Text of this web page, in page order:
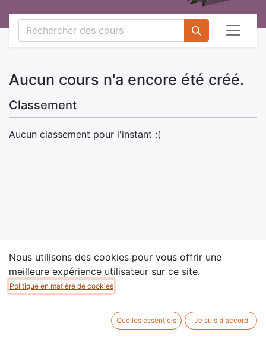
Classement
Aucun classement pour l'instant :(
Aucun cours n'a encore été créé.
- Le #1Open Source eCommerce
Nous utilisons des cookies pour vous offrir une
meilleure expérience utilisateur sur ce site.
Politique en matière de cookies
Que les essentiels Je suis d'accord